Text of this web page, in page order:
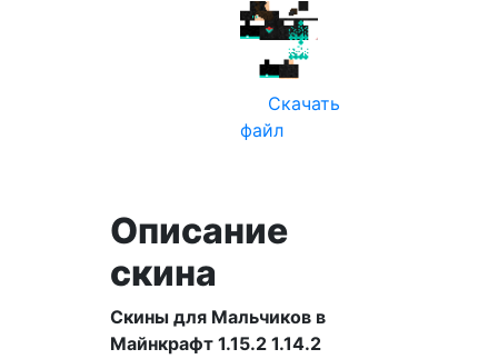
Скачать
файл
Описание
скина
Скины для Мальчиков в
Майнкрафт 1.15.2 1.14.2